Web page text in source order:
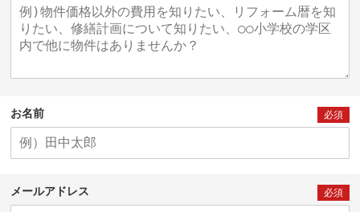
お名前 必須
メールアドレス 必須